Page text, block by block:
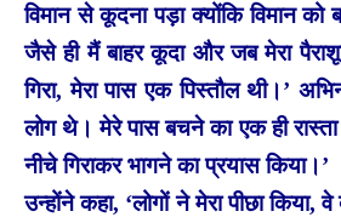
विमान से कूदना पड़ा क्योंकि विमान
जैसे ही मैं बाहर कूदा और जब मेरा
गिरा, मेरा पास एक पिस्तौल थी।’
लोग थे। मेरे पास बचने का एक ही
नीचे गिराकर भागने का प्रयास किया।’
उन्होंने कहा, ‘लोगों ने मेरा पीछा